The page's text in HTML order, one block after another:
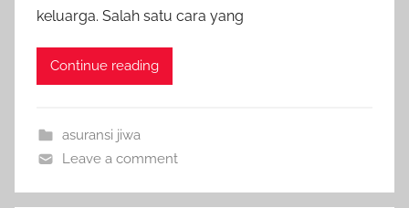
keluarga. Salah satu cara yang
Continue reading
asuransi jiwa
Leave a comment